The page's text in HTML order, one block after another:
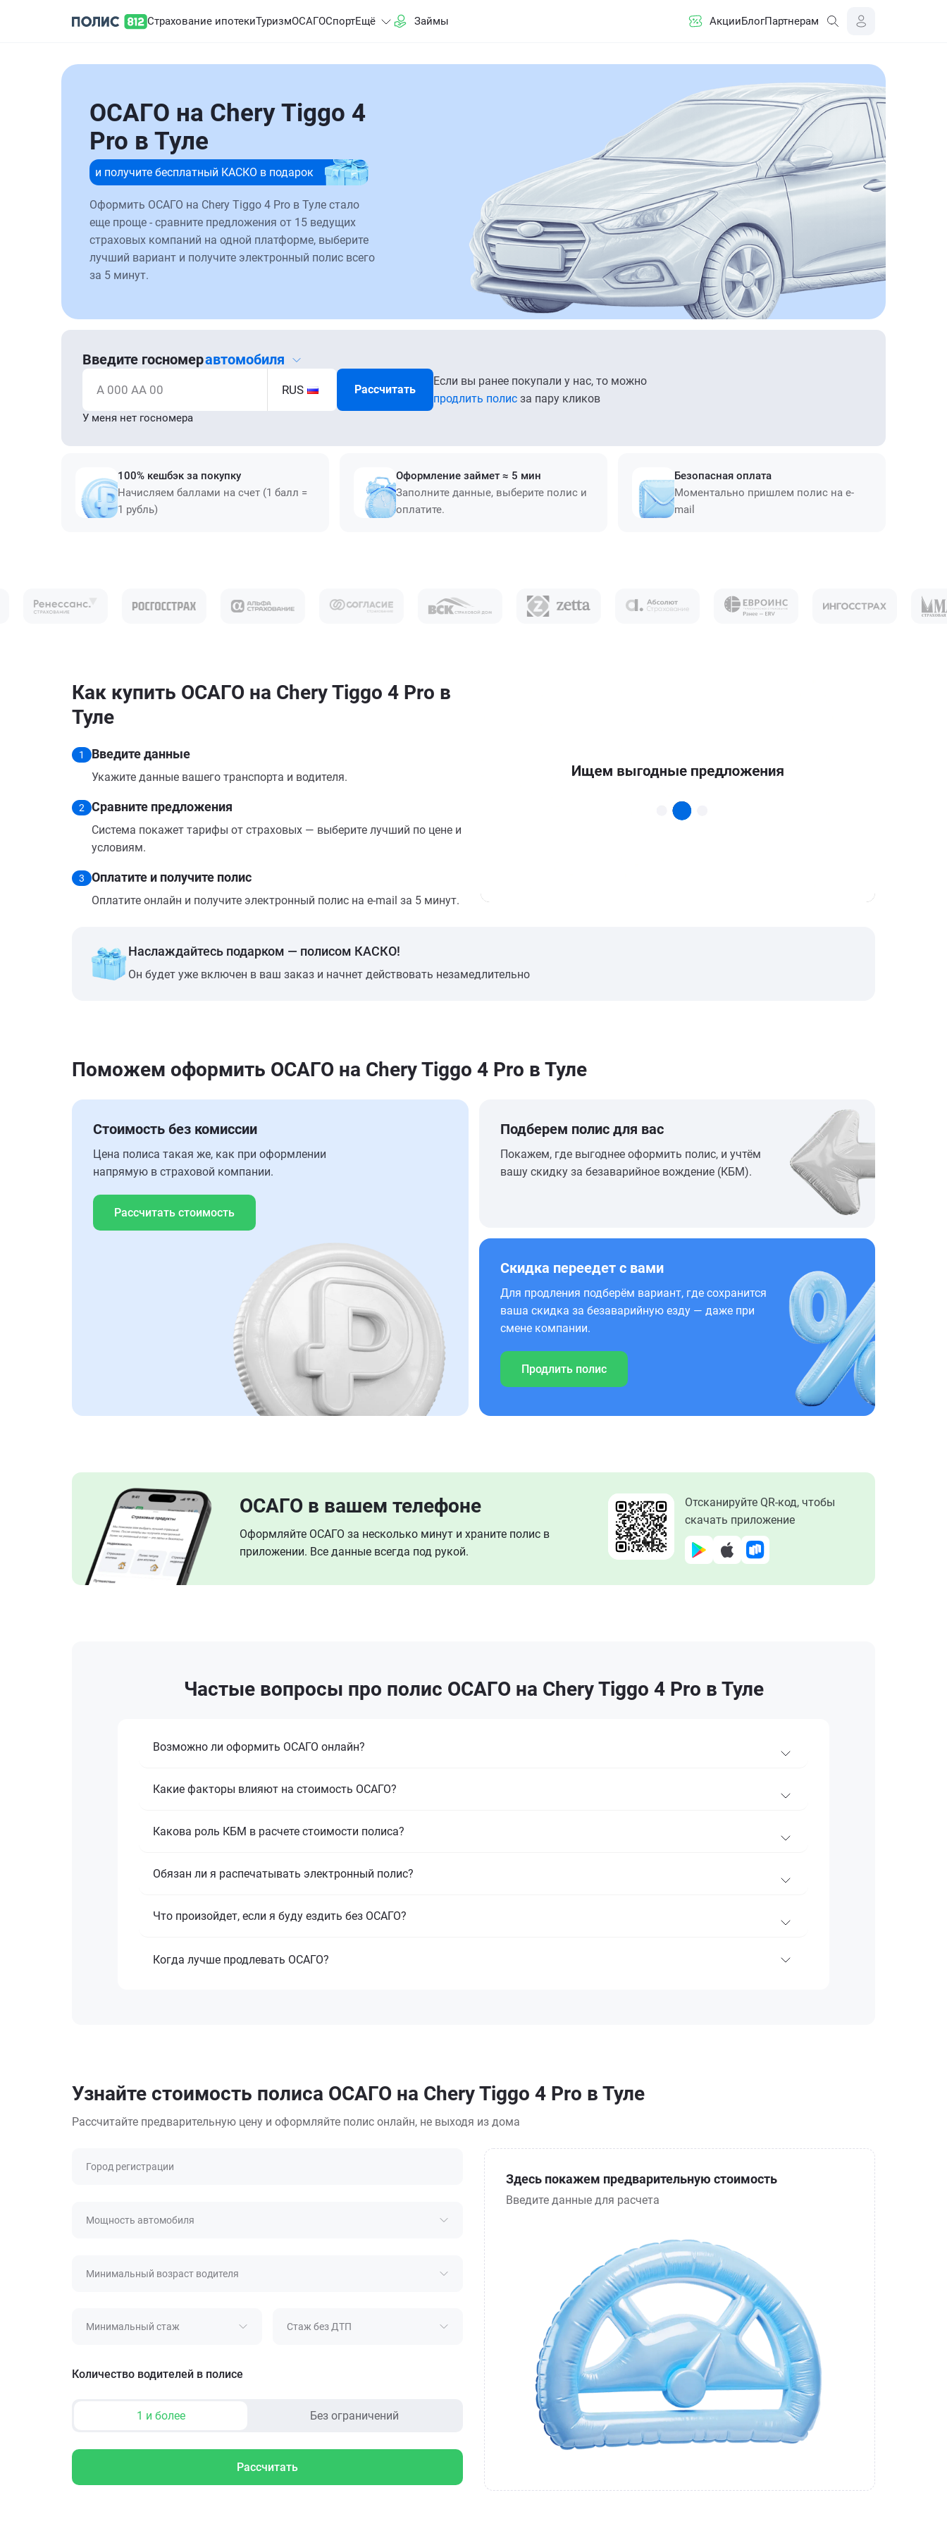
Страхование ипотекиТуризмОСАГОСпортЕщё Займы АкцииБлогПартнерам
ОСАГО на Chery Tiggo 4
Pro в Туле
и получите бесплатный КАСКО в подарок
Оформить ОСАГО на Chery Tiggo 4 Pro в Туле стало
еще проще - сравните предложения от 15 ведущих
страховых компаний на одной платформе, выберите
лучший вариант и получите электронный полис всего
за 5 минут.
Введите госномеравтомобиля
А 000 АА 00 RUS Рассчитать
Если вы ранее покупали у нас, то можно
продлить полис за пару кликов
У меня нет госномера
100% кешбэк за покупку
Начисляем баллами на счет (1 балл =
1 рубль)
Оформление займет ≈ 5 мин
Заполните данные, выберите полис и
оплатите.
Безопасная оплата
Моментально пришлем полис на e-
mail
Как купить ОСАГО на Chery Tiggo 4 Pro в
Туле
1 Введите данные
Укажите данные вашего транспорта и водителя.
2 Сравните предложения
Система покажет тарифы от страховых — выберите лучший по цене и
условиям.
3 Оплатите и получите полис
Оплатите онлайн и получите электронный полис на e-mail за 5 минут.
Наслаждайтесь подарком — полисом КАСКО!
Он будет уже включен в ваш заказ и начнет действовать незамедлительно
Поможем оформить ОСАГО на Chery Tiggo 4 Pro в Туле
Стоимость без комиссии
Цена полиса такая же, как при оформлении
напрямую в страховой компании.
Рассчитать стоимость
Подберем полис для вас
Покажем, где выгоднее оформить полис, и учтём
вашу скидку за безаварийное вождение (КБМ).
Скидка переедет с вами
Для продления подберём вариант, где сохранится
ваша скидка за безаварийную езду — даже при
смене компании.
Продлить полис
ОСАГО в вашем телефоне
Оформляйте ОСАГО за несколько минут и храните полис в
приложении. Все данные всегда под рукой.
Отсканируйте QR-код, чтобы
скачать приложение
Частые вопросы про полис ОСАГО на Chery Tiggo 4 Pro в Туле
Возможно ли оформить ОСАГО онлайн?
Какие факторы влияют на стоимость ОСАГО?
Какова роль КБМ в расчете стоимости полиса?
Обязан ли я распечатывать электронный полис?
Что произойдет, если я буду ездить без ОСАГО?
Когда лучше продлевать ОСАГО?
Узнайте стоимость полиса ОСАГО на Chery Tiggo 4 Pro в Туле
Рассчитайте предварительную цену и оформляйте полис онлайн, не выходя из дома
Город регистрации
Мощность автомобиля
Минимальный возраст водителя
Минимальный стаж Стаж без ДТП
Количество водителей в полисе
1 и более Без ограничений
Рассчитать
Здесь покажем предварительную стоимость
Введите данные для расчета